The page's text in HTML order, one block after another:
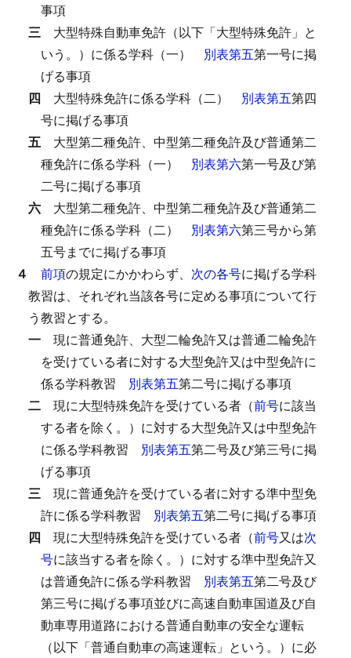
事項
三 大型特殊自動車免許（以下「大型特殊免許」と
いう。）に係る学科（一）
別表第五第一号に掲
げる事項
四 大型特殊免許に係る学科（二） 別表第五第四
号に掲げる事項
五 大型第二種免許、中型第二種免許及び普通第二
種免許に係る学科（一）
別表第六第一号及び第
二号に掲げる事項
六 大型第二種免許、中型第二種免許及び普通第二
種免許に係る学科（二）
別表第六第三号から第
五号までに掲げる事項
４ 前項の規定にかかわらず、 次の各号に掲げる学科
教習は、それぞれ当該各号に定める事項について行
う教習とする。
一 現に普通免許、大型二輪免許又は普通二輪免許
を受けている者に対する大型免許又は中型免許に
係る学科教習
別表第五第二号に掲げる事項
二 現に大型特殊免許を受けている者（前号に該当
する者を除く。）に対する大型免許又は中型免許
に係る学科教習
別表第五第二号及び第三号に掲
げる事項
三 現に普通免許を受けている者に対する準中型免
許に係る学科教習
別表第五第二号に掲げる事項
四 現に大型特殊免許を受けている者（前号又は次
号に該当する者を除く。）に対する準中型免許又
は普通免許に係る学科教習
別表第五第二号及び
第三号に掲げる事項並びに高速自動車国道及び自
動車専用道路における普通自動車の安全な運転
（以下「普通自動車の高速運転」という。）に必